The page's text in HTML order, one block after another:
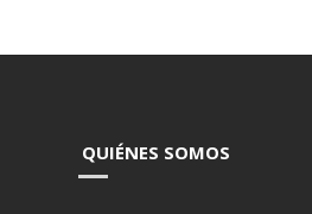
QUIÉNES SOMOS